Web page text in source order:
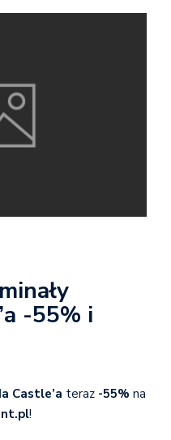
-55% i
Castle’a teraz -55% na
!